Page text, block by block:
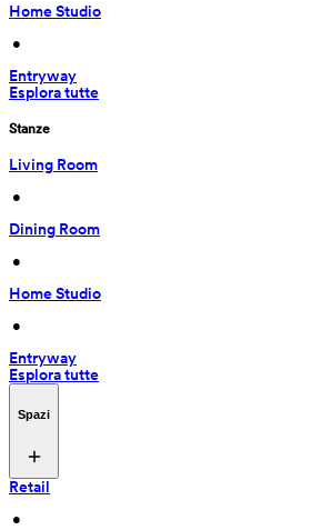
Home Studio
•
Entryway
Esplora tutte
Stanze
Living Room
•
Dining Room
•
Home Studio
•
Entryway
Esplora tutte
Spazi
Retail
•